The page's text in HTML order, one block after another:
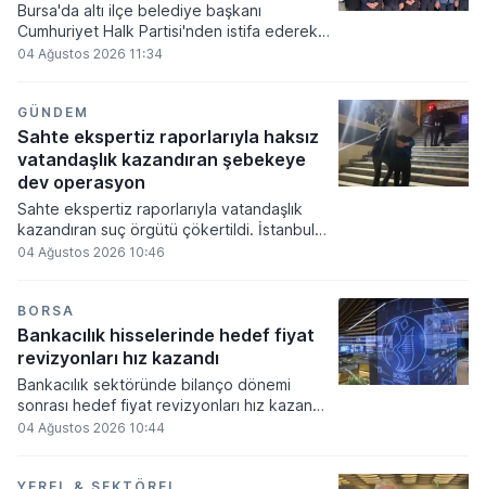
Bursa'da altı ilçe belediye başkanı
Cumhuriyet Halk Partisi'nden istifa ederek
YENİ Parti saflarına katıldı. Heykel Atatürk
belirlediği yeni bir anlayış çatısı altında
yürüteceklerini kamuoyuna ilan etti.
04 Ağustos 2026 11:34
GÜNDEM
Sahte ekspertiz raporlarıyla haksız
vatandaşlık kazandıran şebekeye
dev operasyon
Sahte ekspertiz raporlarıyla vatandaşlık
kazandıran suç örgütü çökertildi. İstanbul
merkezli 16 ilde düzenlenen eş zamanlı
04 Ağustos 2026 10:46
BORSA
Bankacılık hisselerinde hedef fiyat
revizyonları hız kazandı
Bankacılık sektöründe bilanço dönemi
sonrası hedef fiyat revizyonları hız kazandı.
Aracı kurumlar Garanti BBVA, Yapı Kredi,
04 Ağustos 2026 10:44